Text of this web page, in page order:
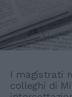
I magistrati
colleghi di